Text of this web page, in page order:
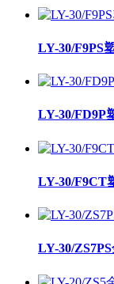
LY-30/F9PS
LY-30/FD9P
LY-30/F9CT
LY-30/